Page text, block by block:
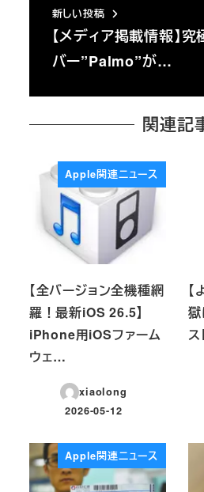
新しい投稿
【メディア掲載情報】
バー”Palmo”が…
関連記
Apple関連ニュース
【全バージョン全機種網
羅！最新iOS 26.5】
iPhone用iOSファーム
ウェ…
xiaolong
投稿日
2026-05-12
獄
Apple関連ニュース